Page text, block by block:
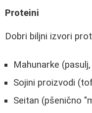
Proteini
Dobri biljni izvori
Mahunarke
Sojini proizvodi
Seitan (pšenično